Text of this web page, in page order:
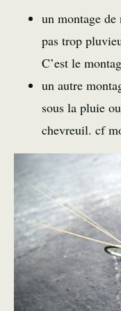
un montage
pas trop
C’est le
un autre
sous la pluie
chevreuil. cf